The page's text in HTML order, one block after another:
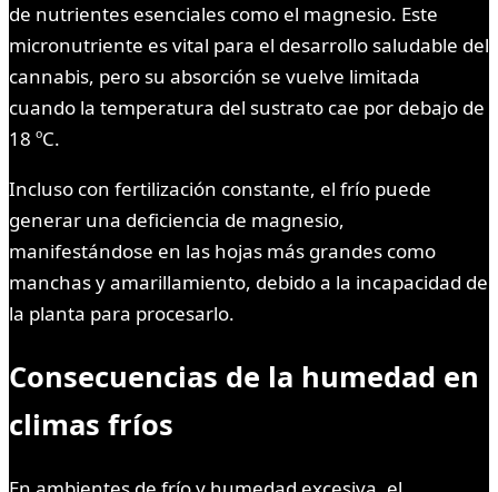
de nutrientes esenciales como el magnesio. Este
micronutriente es vital para el desarrollo saludable del
cannabis, pero su absorción se vuelve limitada
cuando la temperatura del sustrato cae por debajo de
18 ºC.
Incluso con fertilización constante, el frío puede
generar una deficiencia de magnesio,
manifestándose en las hojas más grandes como
manchas y amarillamiento, debido a la incapacidad de
la planta para procesarlo.
Consecuencias de la humedad en
climas fríos